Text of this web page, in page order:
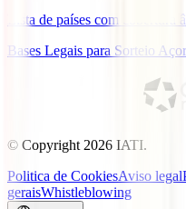
Lista de países com cobertura
Bases Legais para Sorteio
© Copyright2026 IATI.
Politica de CookiesAviso legal
geraisWhistleblowing